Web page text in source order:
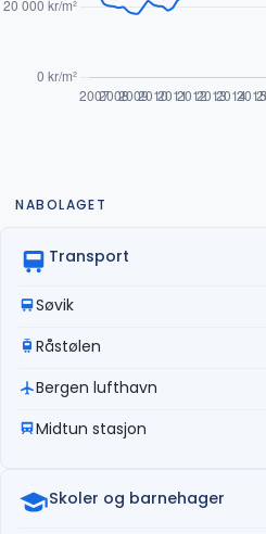
NABOLAGET
Transport
Søvik
Råstølen
Bergen lufthavn
Midtun stasjon
Skoler og barnehager